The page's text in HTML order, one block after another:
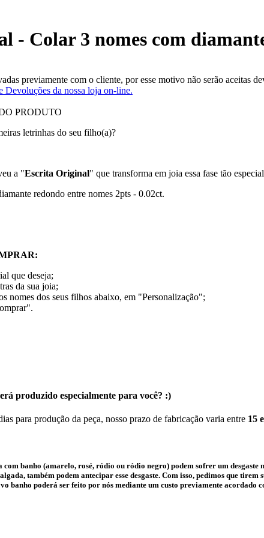
- Colar 3 nomes com
previamente com o cliente, por esse motivo não serão aceitas
Devoluções da nossa loja on-line.
PRODUTO
letrinhas do seu filho(a)?
a "Escrita Original" que transforma em joia essa fase tão
redondo entre nomes 2pts - 0.02ct.
que deseja;
da sua joia;
nomes dos seus filhos abaixo, em "Personalização";
produzido especialmente para você? :)
para produção da peça, nosso prazo de fabricação varia entre 15
com banho (amarelo, rosé, ródio ou ródio negro) podem sofrer um
também podem antecipar esse desgaste. Com isso, pedimos que
banho poderá ser feito por nós mediante um custo previamente acordado